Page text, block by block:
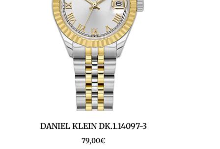
DANIEL KLEIN DK.1.14097-3
79,00€